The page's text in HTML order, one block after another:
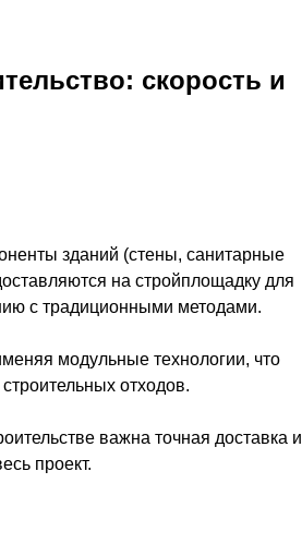
скорость и
зданий (стены, санитарные
на стройплощадку для
с традиционными методами.
модульные технологии, что
отходов.
важна точная доставка и
проект.